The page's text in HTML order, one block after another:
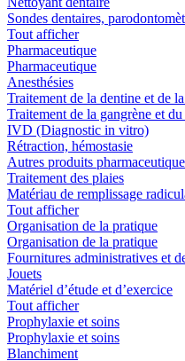
Sondes dentaires,
Tout afficher
Pharmaceutique
Pharmaceutique
Anesthésies
Traitement de la dentine et de
Traitement de la gangrène et du
IVD (Diagnostic in vitro)
Rétraction, hémostasie
Autres produits
Traitement des plaies
Matériau de remplissage
Tout afficher
Organisation de la pratique
Organisation de la pratique
Fournitures administratives et
Jouets
Matériel d’étude et d’exercice
Tout afficher
Prophylaxie et soins
Prophylaxie et soins
Blanchiment